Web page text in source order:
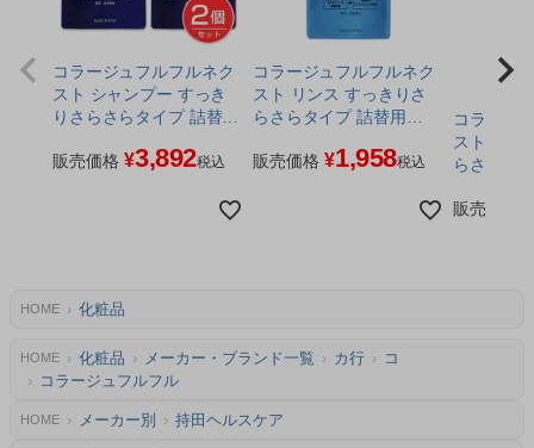
コラージュフルフルネク
スト シャンプー すっき
りさらさらタイプ 詰替用
部外品》 - 持田ヘルスケ
販売価格 ¥3,892税込
コラージュフルフルネク
スト リンス すっきりさ
らさらタイプ 詰替用
持田ヘルスケア ※ネコポ
販売価格 ¥1,958税込
コラージ
スト リン
らさらタ
ケア
販売価格
HOME 化粧品
HOME 化粧品 メーカー・ブランド一覧 カ行
コ
コラージュフルフル
HOME メーカー別 持田ヘルスケア